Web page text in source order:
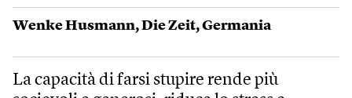
Wenke Husmann,Die Zeit,Germania
La capacità di farsi stupire rende più